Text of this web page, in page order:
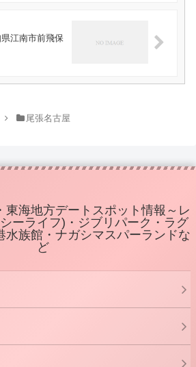
江南市前飛保
尾張名古屋
東海地方デートスポット情報～レ
ーライフ)・ジブリパーク・ラグ
水族館・ナガシマスパーランドな
ど